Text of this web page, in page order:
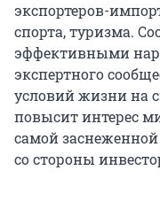
экспортеров-
спорта, туризма.
эффективными
экспертного
условий жизни на
повысит интерес
самой
со стороны